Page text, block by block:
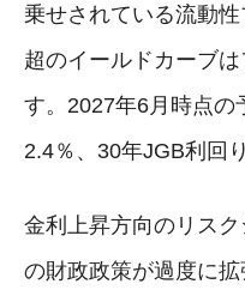
乗せされている流動
超のイールドカーブ
す。2027年6月時点の
2.4％、30年JGB利回
金利上昇方向のリス
の財政政策が過度に